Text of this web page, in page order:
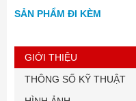
SẢN PHẨM ĐI KÈM
GIỚI THIỆU
THÔNG SỐ KỸ THUẬT